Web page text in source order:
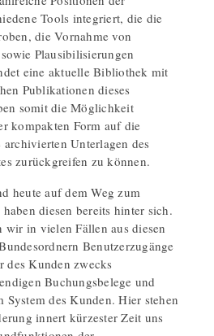
Tools integriert, die die
die Vornahme von
Plausibilisierungen
eine aktuelle Bibliothek mit
Publikationen dieses
somit die Möglichkeit
kompakten Form auf die
Unterlagen des
zurückgreifen zu können.
heute auf dem Weg zum
diesen bereits hinter sich.
wir in vielen Fällen aus diesen
Benutzerzugänge
Kunden zwecks
Buchungsbelege und
System des Kunden. Hier stehen
innert kürzester Zeit uns